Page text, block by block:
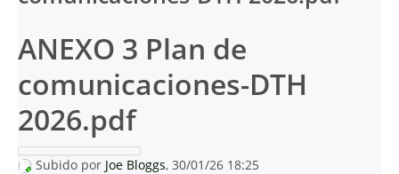
ANEXO 3 Plan de
comunicaciones-DTH
2026.pdf
Subido por Joe Bloggs, 30/01/26 18:25